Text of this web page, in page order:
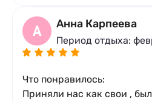
А Анна Карпеева
Период отдыха:
Что понравилось:
Приняли нас как свои ,